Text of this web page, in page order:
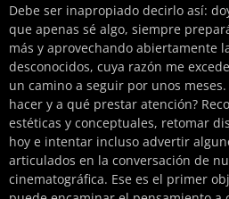
Debe ser inapropiado decirlo así:
que apenas sé algo, siempre
más y aprovechando abiertamente
desconocidos, cuya razón me
un camino a seguir por unos meses.
hacer y a qué prestar atención?
estéticas y conceptuales, retomar
hoy e intentar incluso advertir
articulados en la conversación de
cinematográfica. Ese es el primer